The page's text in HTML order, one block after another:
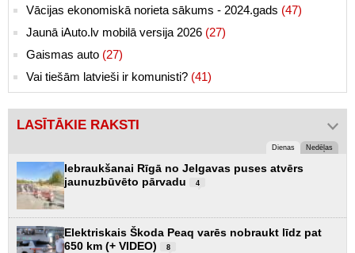
Vācijas ekonomiskā norieta sākums - 2024.gads (47)
Jaunā iAuto.lv mobilā versija 2026 (27)
Gaismas auto (27)
Vai tiešām latvieši ir komunisti? (41)
LASĪTĀKIE RAKSTI
Dienas Nedēļas
Iebraukšanai Rīgā no Jelgavas puses atvērs
jaunuzbūvēto pārvadu
4
Elektriskais Škoda Peaq varēs nobraukt līdz pat
650 km (+ VIDEO)
8